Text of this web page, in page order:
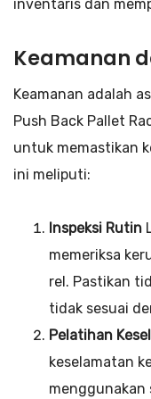
inventaris dan
Keamanan
Keamanan adalah
Push Back Pallet
untuk memastikan
ini meliputi:
Inspeksi Rutin
memeriksa
rel. Pastikan
tidak sesuai
Pelatihan
keselamatan
menggunakan